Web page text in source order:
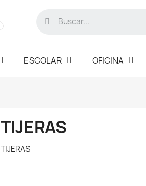
ESCOLAR OFICINA
TIJERAS
TIJERAS